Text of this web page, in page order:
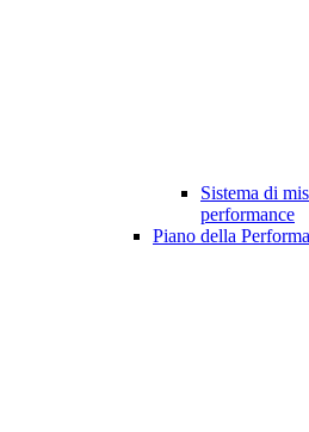
Sistema di
performance
Piano della